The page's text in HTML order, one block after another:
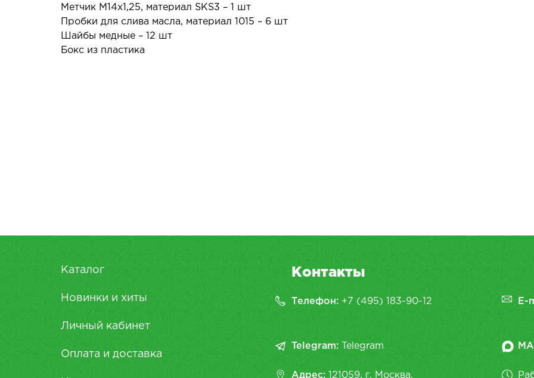
Метчик М14х1,25, материал SKS3 – 1 шт
Пробки для слива масла, материал 1015 – 6 шт
Шайбы медные – 12 шт
Бокс из пластика
Каталог
Новинки и хиты
Личный кабинет
Оплата и доставка
Контакты
Телефон: +7 (495) 183-90-12 E-
Telegram: Telegram
Адрес: 121059, г. Москва,